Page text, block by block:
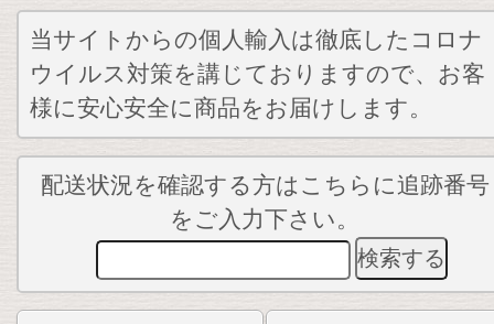
当サイトからの個人輸入は徹底したコロナ
ウイルス対策を講じておりますので、お客
様に安心安全に商品をお届けします。
配送状況を確認する方はこちらに追跡番号
をご入力下さい。